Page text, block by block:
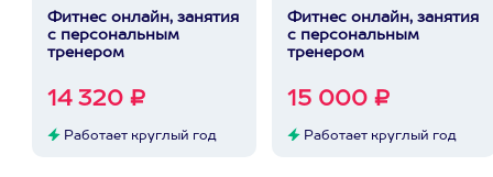
Фитнес онлайн, занятия
с персональным
тренером
14 320 ₽
Работает круглый год
Фитнес онлайн, занятия
с персональным
тренером
15 000 ₽
Работает круглый год